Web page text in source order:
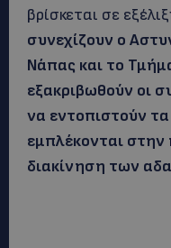
βρίσκεται σε
συνεχίζουν ο
Νάπας και το
εξακριβωθούν οι
να εντοπιστούν
εμπλέκονται
διακίνηση των